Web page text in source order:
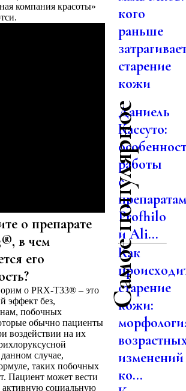
компания красоты»
о препарате
в чем
его
о PRX-T33® – это
эффект без,
побочных
обычно пациенты
воздействии на их
случае,
таких побочных
Пациент может вести
социальную
кого
раньше
старение
кожи
Самое популярное
Даниель
Кассуто:
работы
с
Profhilo
и Ali...
Как
старение
кожи:
изменений
ко...